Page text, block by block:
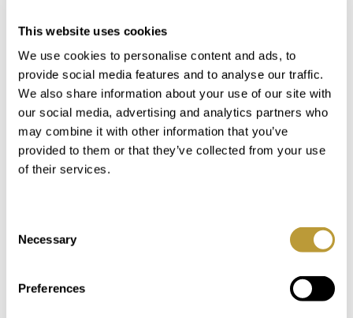
This website uses cookies
We use cookies to personalise content and ads, to
provide social media features and to analyse our traffic.
We also share information about your use of our site with
our social media, advertising and analytics partners who
may combine it with other information that you’ve
provided to them or that they’ve collected from your use
of their services.
Selection
Necessary
Preferences
Wir begleiten Sie auf dem Weg von der ersten Idee,
und natürlich darüber hinaus. Wir zeigen Ihnen die
verschiedenen Standorte der Immobilien und geben
Ihnen unsere professionelle Bewertung der
verschiedenen Landhäuser. Natürlich bieten wir auch
Baugrundstücke,Wohnungen,VillenundHäuser
Wir kennen den Immobilienmarkt in Portals wie
kaum ein anderer Anbieter.